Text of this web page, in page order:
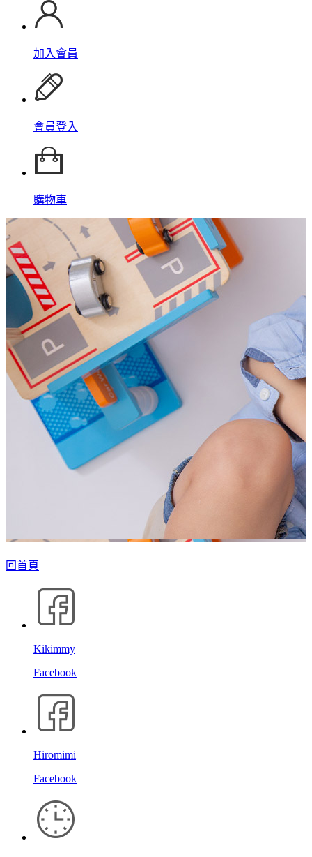
加入會員
會員登入
購物車
回首頁
Kikimmy
Facebook
Hiromimi
Facebook